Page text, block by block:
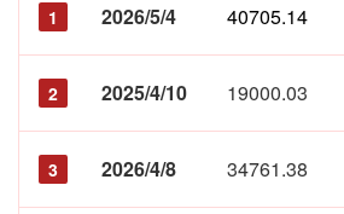
1 2026/5/4 40705.14
2 2025/4/10 19000.03
3 2026/4/8 34761.38